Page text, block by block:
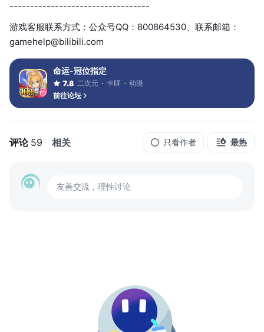
----------------------------------
游戏客服联系方式：公众号QQ：800864530、联系邮箱：
gamehelp@bilibili.com
命运-冠位指定
7.8 二次元 卡牌
动漫
前往论坛
评论 59 相关 只看作者 最热
友善交流，理性讨论